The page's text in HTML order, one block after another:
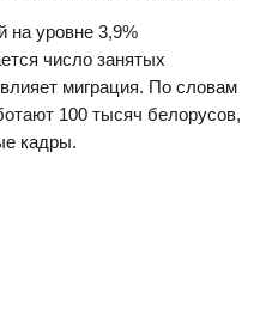
на уровне 3,9%
число занятых
миграция. По словам
100 тысяч белорусов,
кадры.